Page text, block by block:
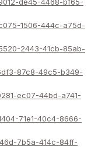
de45-4468-bf65-
1506-444c-a75d-
2443-41cb-85ab-
87c8-49c5-b349-
ec07-44bd-a741-
71e1-40c4-8666-
7b5a-414c-84ff-